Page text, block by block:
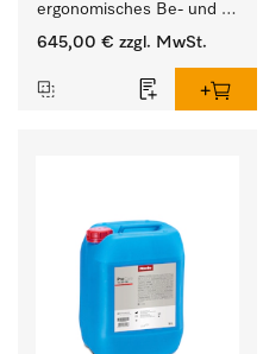
ergonomisches Be- und
Entladen von
Trockner.
645,00 € zzgl. MwSt.